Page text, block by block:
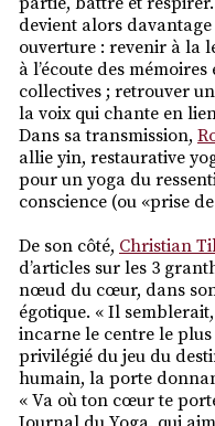
devient alors
ouverture : revenir à la
à l’écoute des
collectives ; retrouver
la voix qui chante en
Dans sa transmission,
allie yin, restaurative
pour un yoga du
conscience (ou «prise
De son côté, Christian
d’articles sur les 3
nœud du cœur, dans
égotique. « Il
incarne le centre le plus
privilégié du jeu du
humain, la porte
« Va où ton cœur te